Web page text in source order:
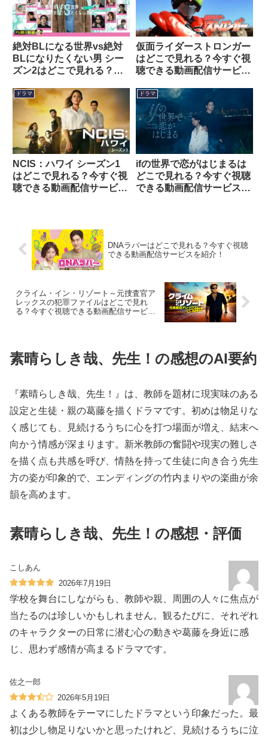
絶対BLになる世界vs絶対
BLになりたくない男 シー
ズン2はどこで見れる？今
ービスを紹介！
仮面ライダーストロンガー
はどこで見れる？今すぐ視
聴できる動画配信サービス
ドラマ
NCIS：ハワイ シーズン1
はどこで見れる？今すぐ視
聴できる動画配信サービス
ドラマ
ifの世界で恋がはじまるは
どこで見れる？今すぐ視聴
できる動画配信サービスを
DNAラバーはどこで見れる？今すぐ視聴
できる動画配信サービスを紹介！
クライム・イン・リゾート～元捜査官ア
レックスの犯罪ファイルはどこで見れ
る？今すぐ視聴できる動画配信サービス
素晴らしき哉、先生！の感想のAI要約
『素晴らしき哉、先生！』は、教師を題材に現実味のある
設定と生徒・親の葛藤を描くドラマです。初めは物足りな
く感じても、見続けるうちに心を打つ場面が増え、結末へ
向かう情感が深まります。新米教師の奮闘や現実の難しさ
を描く点も共感を呼び、情熱を持って生徒に向き合う先生
方の姿が印象的で、エンディングの竹内まりやの楽曲が余
韻を高めます。
素晴らしき哉、先生！の感想・評価
こしあん
2026年7月19日
学校を舞台にしながらも、教師や親、周囲の人々に焦点が
当たるのは珍しいかもしれません。観るたびに、それぞれ
のキャラクターの日常に潜む心の動きや葛藤を身近に感
じ、思わず感情が高まるドラマです。
佐之一郎
2026年5月19日
よくある教師をテーマにしたドラマという印象だった。最
初は少し物足りないかと思ったけれど、見続けるうちに泣